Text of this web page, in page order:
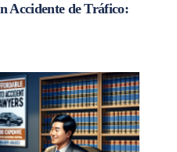
Accidente de Tráfico: